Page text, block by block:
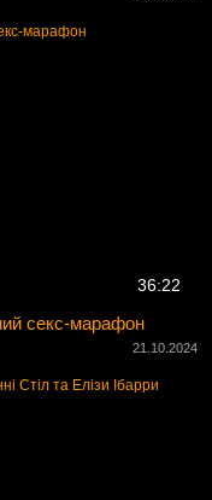
36:22
секс-марафон
21.10.2024